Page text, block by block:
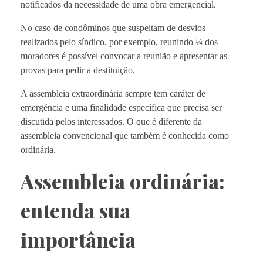
notificados da necessidade de uma obra emergencial.
No caso de condôminos que suspeitam de desvios
realizados pelo síndico, por exemplo, reunindo ¼ dos
moradores é possível convocar a reunião e apresentar as
provas para pedir a destituição.
A assembleia extraordinária sempre tem caráter de
emergência e uma finalidade específica que precisa ser
discutida pelos interessados. O que é diferente da
assembleia convencional que também é conhecida como
ordinária.
Assembleia ordinária:
entenda sua
importância